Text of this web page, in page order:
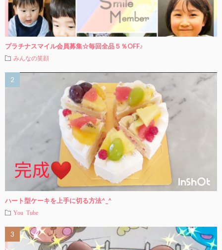
プラチナスマイル会員募集☆毎回全品５％OFF♪
みんなの笑顔
ハート型ケーキを上手に切る方法^_^
You Tube